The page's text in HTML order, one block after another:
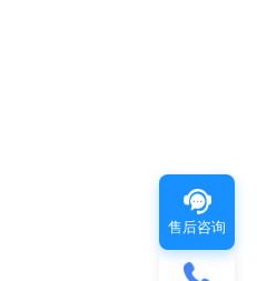
售后咨询